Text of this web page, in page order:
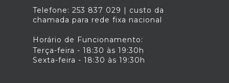
Telefone: 253 837 029 | custo da
chamada para rede fixa nacional
Horário de Funcionamento:
Terça-feira - 18:30 às 19:30h
Sexta-feira - 18:30 às 19:30h